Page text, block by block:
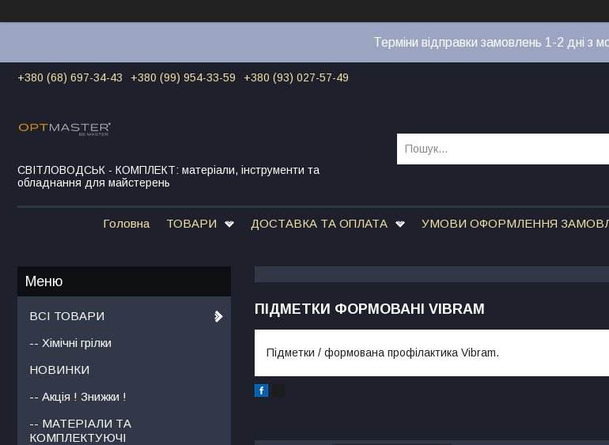
Терміни відправки замовлень 1-2 дні з
+380 (68) 697-34-43 +380 (99) 954-33-59 +380 (93) 027-57-49
СВІТЛОВОДСЬК - КОМПЛЕКТ: матеріали, інструменти та
обладнання для майстерень
Головна ТОВАРИ ДОСТАВКА ТА ОПЛАТА УМОВИ ОФОРМЛЕННЯ
ПІДМЕТКИ ФОРМОВАНІ VIBRAM
Підметки / формована профілактика Vibram.
ВСІ ТОВАРИ
-- Хімічні грілки
НОВИНКИ
-- Акція ! Знижки !
-- МАТЕРІАЛИ ТА
КОМПЛЕКТУЮЧІ